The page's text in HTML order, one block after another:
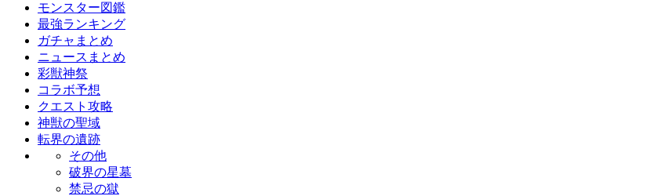
モンスター図鑑
最強ランキング
ガチャまとめ
ニュースまとめ
彩獣神祭
コラボ予想
クエスト攻略
神獣の聖域
転界の遺跡
その他
破界の星墓
禁忌の獄